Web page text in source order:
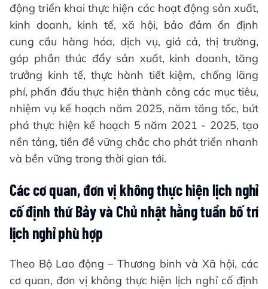
động triển khai thực hiện các hoạt động sản xuất,
kinh doanh, kinh tế, xã hội, bảo đảm ổn định
cung cầu hàng hóa, dịch vụ, giá cả, thị trường,
góp phần thúc đẩy sản xuất, kinh doanh, tăng
trưởng kinh tế, thực hành tiết kiệm, chống lãng
phí, phấn đấu thực hiện thành công các mục tiêu,
nhiệm vụ kế hoạch năm 2025, năm tăng tốc, bứt
phá thực hiện kế hoạch 5 năm 2021 - 2025, tạo
nền tảng, tiền đề vững chắc cho phát triển nhanh
và bền vững trong thời gian tới.
Các cơ quan, đơn vị không thực hiện lịch nghỉ
cố định thứ Bảy và Chủ nhật hằng tuần bố trí
lịch nghỉ phù hợp
Theo Bộ Lao động – Thương binh và Xã hội, các
cơ quan, đơn vị không thực hiện lịch nghỉ cố định